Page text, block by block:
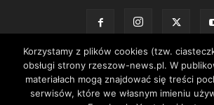
Kontakt Polityka prywatności
Korzystamy z plików cookies (tzw.
obsługi strony rzeszow-news.pl. W
materiałach mogą znajdować się treści
serwisów, które we własnym imieniu